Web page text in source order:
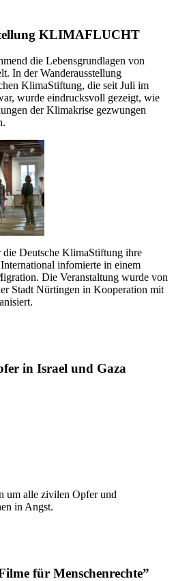
KLIMAFLUCHT
die Lebensgrundlagen von
In der Wanderausstellung
KlimaStiftung, die seit Juli im
wurde eindrucksvoll gezeigt, wie
der Klimakrise gezwungen
die Deutsche KlimaStiftung ihre
infomierte in einem
Die Veranstaltung wurde von
Stadt Nürtingen in Kooperation mit
in Israel und Gaza
um alle zivilen Opfer und
in Angst.
für Menschenrechte”